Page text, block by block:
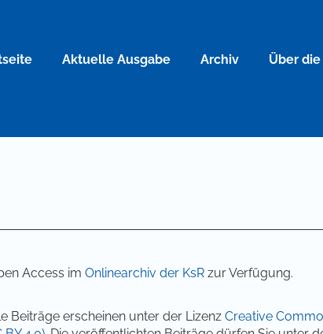
Aktuelle Ausgabe Archiv Über
Access im Onlinearchiv der KsR zur Verfügung.
Beiträge erscheinen unter der Lizenz Creative